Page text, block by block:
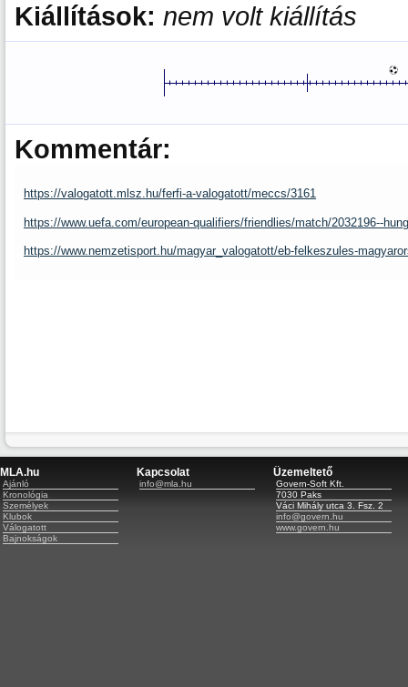
Kiállítások: nem volt kiállítás
Kommentár:
https://valogatott.mlsz.hu/ferfi-a-valogatott/meccs/3161
https://www.uefa.com/european-qualifiers/friendlies/match/2032196--
https://www.nemzetisport.hu/magyar_valogatott/eb-felkeszules-
MLA.hu
Ajánló
Kronológia
Személyek
Klubok
Válogatott
Bajnokságok
Kapcsolat
info@mla.hu
Üzemeltető
Govern-Soft Kft.
7030 Paks
Váci Mihály utca 3. Fsz. 2
info@govern.hu
www.govern.hu